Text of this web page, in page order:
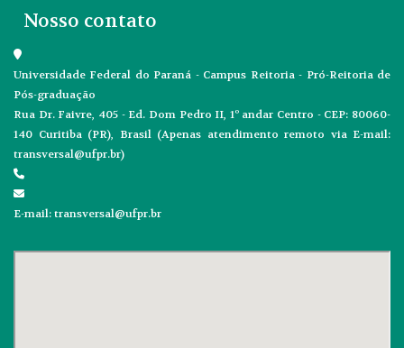
Nosso contato
Universidade Federal do Paraná - Campus Reitoria - Pró-Reitoria de
Pós-graduação
Rua Dr. Faivre, 405 - Ed. Dom Pedro II, 1º andar Centro - CEP: 80060-
140 Curitiba (PR), Brasil (Apenas atendimento remoto via E-mail:
transversal@ufpr.br)
E-mail: transversal@ufpr.br